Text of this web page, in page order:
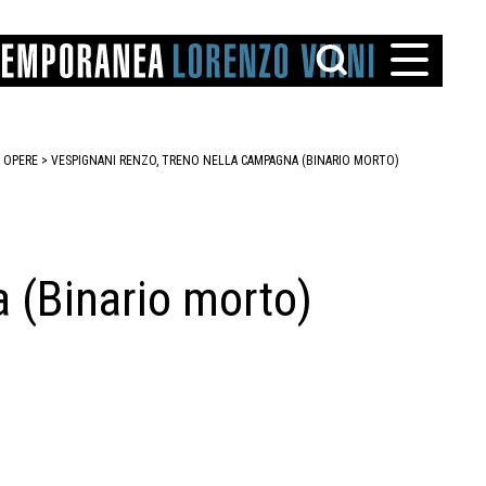
OPERE > VESPIGNANI RENZO, TRENO NELLA CAMPAGNA (BINARIO MORTO)
(Binario morto)